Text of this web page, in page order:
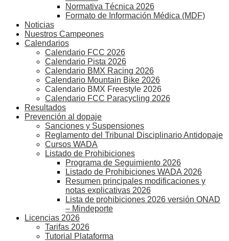
Normativa Técnica 2026
Formato de Información Médica (MDF)
Noticias
Nuestros Campeones
Calendarios
Calendario FCC 2026
Calendario Pista 2026
Calendario BMX Racing 2026
Calendario Mountain Bike 2026
Calendario BMX Freestyle 2026
Calendario FCC Paracycling 2026
Resultados
Prevención al dopaje
Sanciones y Suspensiones
Reglamento del Tribunal Disciplinario Antidopaje
Cursos WADA
Listado de Prohibiciones
Programa de Seguimiento 2026
Listado de Prohibiciones WADA 2026
Resumen principales modificaciones y
notas explicativas 2026
Lista de prohibiciones 2026 versión ONAD
– Mindeporte
Licencias 2026
Tarifas 2026
Tutorial Plataforma